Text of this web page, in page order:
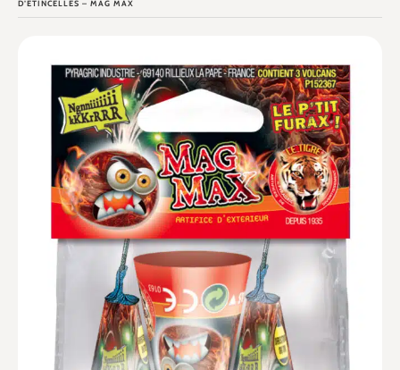
D’ÉTINCELLES – MAG MAX